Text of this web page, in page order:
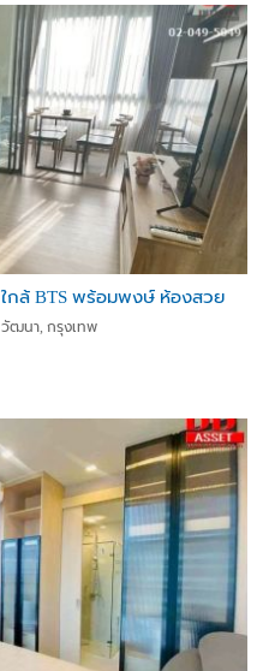
าพัทยา #บ้านLuxury #ราคาต่อ
าใหญ่ #บ้านปากช่อง #ที่ดิน
านระยอง #อาคารพาณิชย์
กล้ BTS พร้อมพงษ์ ห้องสวย
ฒนา, กรุงเทพ